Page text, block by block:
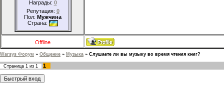
Награды: 0
Репутация: 0
Пол: Мужчина
Страна:
Offline
Warsys Форум » Общение » Музыка » Слушаете ли вы музыку во время чтения книг?
Страница 1 из 1 1